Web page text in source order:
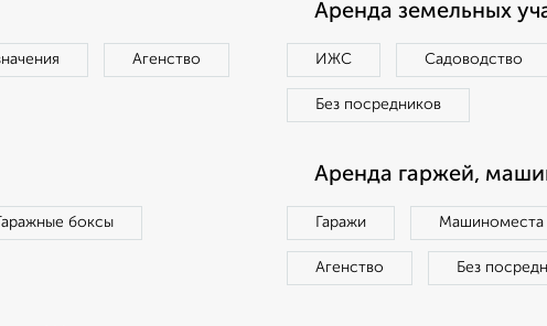
Агенство
Аренда земельных
ИЖС Садоводство
Без посредников
Гаражные боксы
Аренда гаржей,
Гаражи Машиноместа
Агенство Без